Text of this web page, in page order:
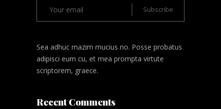
Sea adhuc mazim mucius no. Posse probatus
adipisci eum cu, et mea prompta virtute
scriptorem, graece.
Recent Comments